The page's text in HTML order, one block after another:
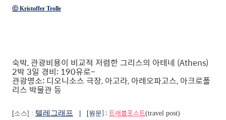
ⓒ Kristoffer Trolle
숙박, 관광비용이 비교적 저렴한 그리스의 아테네 (Athens)
2박 3일 경비: 190유로~
관광명소: 디오니소스 극장, 아고라, 아레오파고스, 아크로폴
리스 박물관 등
[소스] : 텔레그래프 | [원문] :트래블포스트(travel post)